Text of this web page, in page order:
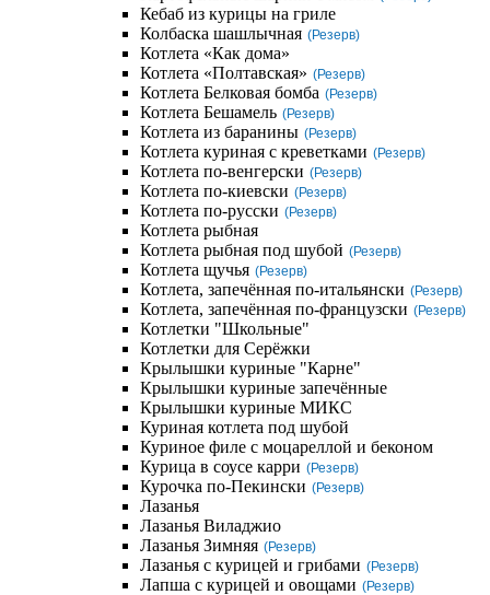
Кебаб из курицы на гриле
Колбаска шашлычная (Резерв)
Котлета «Как дома»
Котлета «Полтавская» (Резерв)
Котлета Белковая бомба (Резерв)
Котлета Бешамель (Резерв)
Котлета из баранины (Резерв)
Котлета куриная с креветками (Резерв)
Котлета по-венгерски (Резерв)
Котлета по-киевски (Резерв)
Котлета по-русски (Резерв)
Котлета рыбная
Котлета рыбная под шубой (Резерв)
Котлета щучья (Резерв)
Котлета, запечённая по-итальянски (Резерв)
Котлета, запечённая по-французски (Резерв)
Котлетки "Школьные"
Котлетки для Серёжки
Крылышки куриные "Карне"
Крылышки куриные запечённые
Крылышки куриные МИКС
Куриная котлета под шубой
Куриное филе с моцареллой и беконом
Курица в соусе карри (Резерв)
Курочка по-Пекински (Резерв)
Лазанья
Лазанья Виладжио
Лазанья Зимняя (Резерв)
Лазанья с курицей и грибами (Резерв)
Лапша с курицей и овощами (Резерв)